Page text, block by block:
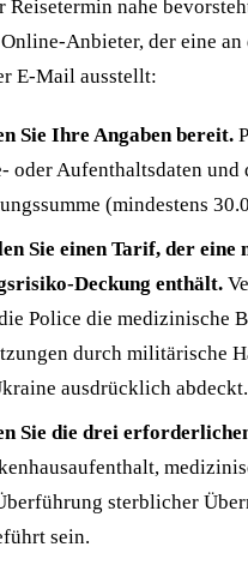
Reisetermin nahe
Anbieter, der eine
E-Mail ausstellt:
Sie Ihre Angaben bereit.
oder Aufenthaltsdaten und
(mindestens
Sie einen Tarif, der eine
Deckung enthält.
Police die medizinische
durch militärische
ausdrücklich abdeckt.
Sie die drei
sterblicher
sein.